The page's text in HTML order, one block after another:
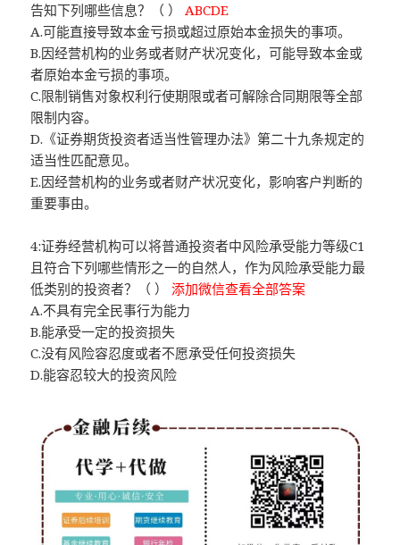
告知下列哪些信息？（ ）ABCDE
A.可能直接导致本金亏损或超过原始本金损失的事项。
B.因经营机构的业务或者财产状况变化，可能导致本金或
者原始本金亏损的事项。
C.限制销售对象权利行使期限或者可解除合同期限等全部
限制内容。
D.《证券期货投资者适当性管理办法》第二十九条规定的
适当性匹配意见。
E.因经营机构的业务或者财产状况变化，影响客户判断的
重要事由。
4:证券经营机构可以将普通投资者中风险承受能力等级C1
且符合下列哪些情形之一的自然人，作为风险承受能力最
低类别的投资者？（ ）添加微信查看全部答案
A.不具有完全民事行为能力
B.能承受一定的投资损失
C.没有风险容忍度或者不愿承受任何投资损失
D.能容忍较大的投资风险